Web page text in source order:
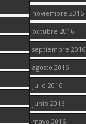
noviembre 2016
octubre 2016
septiembre 2016
agosto 2016
julio 2016
junio 2016
mayo 2016